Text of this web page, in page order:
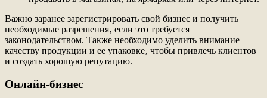
Важно заранее зарегистрировать свой бизнес и получить
необходимые разрешения‚ если это требуется
законодательством. Также необходимо уделить внимание
качеству продукции и ее упаковке‚ чтобы привлечь клиентов
и создать хорошую репутацию.
Онлайн-бизнес